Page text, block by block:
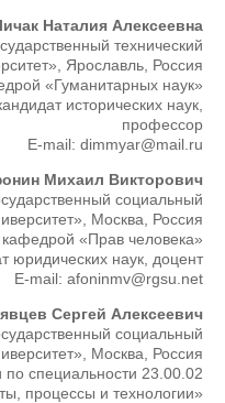
Наталия Алексеевна
технический
Ярославль, Россия
«Гуманитарных наук»
исторических наук,
профессор
E-mail: dimmyar@mail.ru
Михаил Викторович
социальный
Москва, Россия
«Прав человека»
юридических наук, доцент
E-mail: afoninmv@rgsu.net
Сергей Алексеевич
социальный
Москва, Россия
по специальности 23.00.02
процессы и технологии»